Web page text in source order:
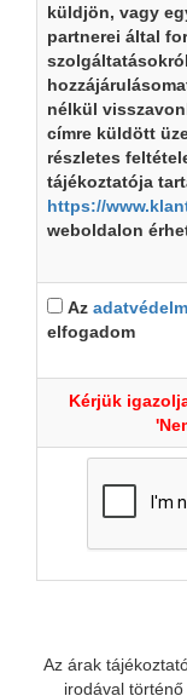
küldjön, vagy
partnerei által
nélkül
címre küldött
részletes
tájékoztatója
https://
weboldalon
Az
elfogadom
Kérjük
Az árak
irodával